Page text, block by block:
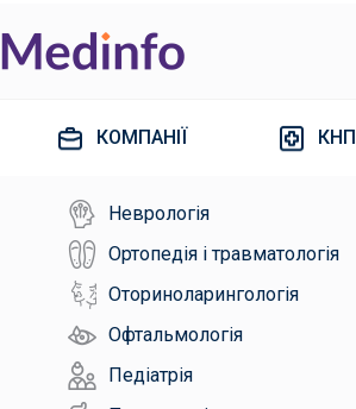
КОМПАНІЇ КНП
Неврологія
Ортопедія і травматологія
Оториноларингологія
Офтальмологія
Педіатрія